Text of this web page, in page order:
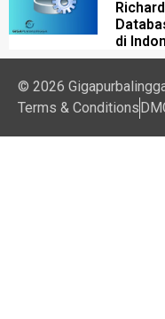
di
© 2026
Terms & Conditions